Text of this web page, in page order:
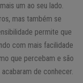
um ao seu lado.
mas também se
permite que
com mais facilidade
que percebam e são
de conhecer.